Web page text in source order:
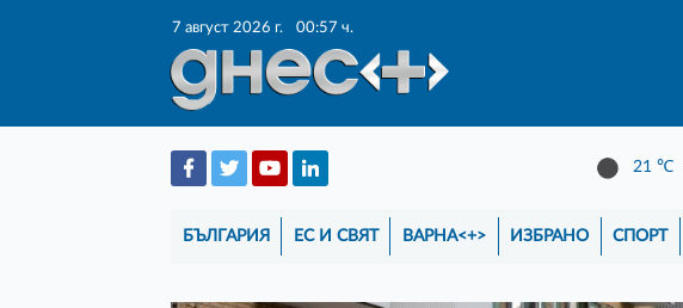
7 август 2026 г. 00:57 ч.
21 ℃
БЪЛГАРИЯ ЕС И СВЯТ ВАРНА<+> ИЗБРАНО СПОРТ